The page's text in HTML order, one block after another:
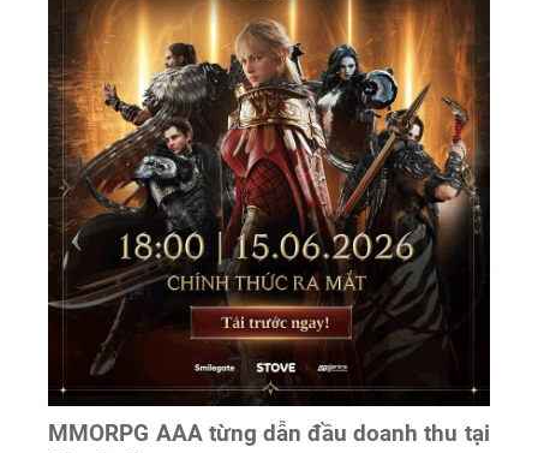
MMORPG AAA từng dẫn đầu doanh thu tại